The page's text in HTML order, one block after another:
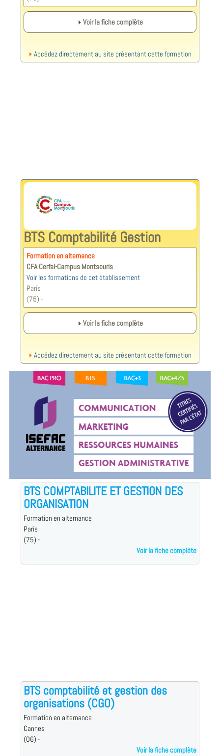
Voir la fiche complète
Accédez directement au site présentant cette formation
BTS Comptabilité Gestion
Formation en alternance
CFA Cerfal-Campus Montsouris
Voir les formations de cet établissement
Paris
(75) -
Voir la fiche complète
Accédez directement au site présentant cette formation
BTS COMPTABILITE ET GESTION DES
ORGANISATION
Formation en alternance
Paris
(75) -
Voir la fiche complète
BTS comptabilité et gestion des
organisations (CGO)
Formation en alternance
Cannes
(06) -
Voir la fiche complète